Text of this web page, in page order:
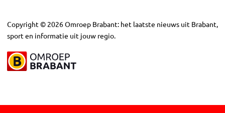
Copyright © 2026Omroep Brabant: het laatste nieuws uit Brabant,
sport en informatie uit jouw regio.